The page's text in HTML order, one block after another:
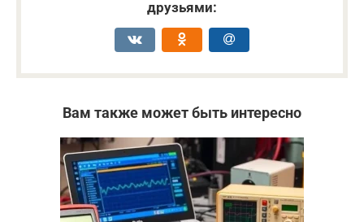
друзьями:
Вам также может быть интересно